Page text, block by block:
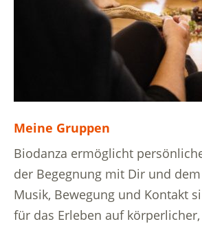
Meine Gruppen
Biodanza ermöglicht
der Begegnung mit Dir und
Musik, Bewegung und Kontakt
für das Erleben auf